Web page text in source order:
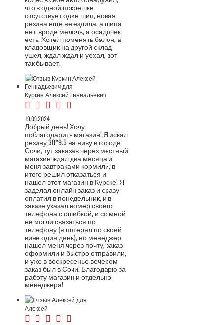
что в одной покрешке
отсутствует один шип, новая
резина ещё не ездила, а шипа
нет, вроде мелочь, а осадочек
есть. Хотел поменять балон, а
кладовщик на другой склад
ушёл, ждал ждал и уехал, вот
так бывает.
Куркин Алексей Геннадьевич
19.09.2024
Добрый день! Хочу
поблагодарить магазин! Я искал
резину 30*9.5 на ниву в городе
Сочи, тут заказав через местный
магазин ждал два месяца и
меня завтраками кормили, в
итоге решил отказаться и
нашел этот магазин в Курске! Я
заделал онлайн заказ и сразу
оплатил в понедельник, и в
заказе указал номер своего
телефона с ошибкой, и со мной
не могли связаться по
телефону (я потерял по своей
вине один день), но менеджер
нашел меня через почту, заказ
оформили и быстро отправили,
и уже в воскресенье вечером
заказ был в Сочи! Благодарю за
работу магазин и отдельно
менеджера!
Алексей